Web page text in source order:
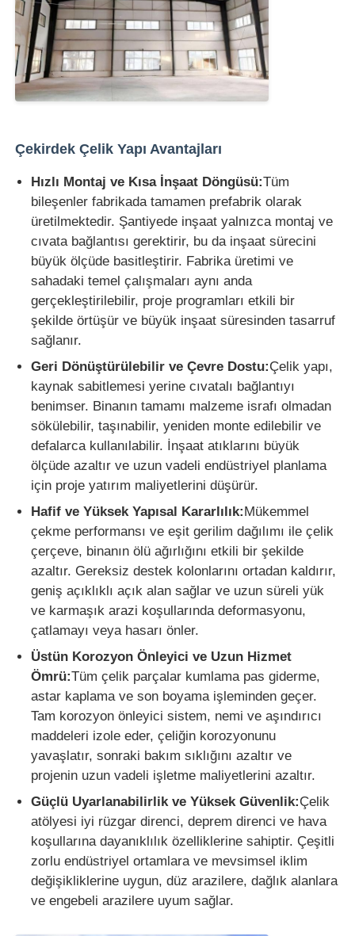
Bir İndirim İste
Prefabrik çelik yapı
Çelik yapı deposu
Çelik yapı atölyesi
Çelik yapı binası
Çelik yapı yapısı
Çelik çerçeve binası
Çelik yapı imalatı
Çelik Yapı Malzemesi
Kümes
Sığır kulübesine
At Ahırı
Çekirdek Çelik Yapı Avantajları
Hızlı Montaj ve Kısa İnşaat Döngüsü:Tüm
bileşenler fabrikada tamamen prefabrik olarak
üretilmektedir. Şantiyede inşaat yalnızca montaj ve
cıvata bağlantısı gerektirir, bu da inşaat sürecini
büyük ölçüde basitleştirir. Fabrika üretimi ve
sahadaki temel çalışmaları aynı anda
gerçekleştirilebilir, proje programları etkili bir
şekilde örtüşür ve büyük inşaat süresinden tasarruf
sağlanır.
Geri Dönüştürülebilir ve Çevre Dostu:Çelik yapı,
kaynak sabitlemesi yerine cıvatalı bağlantıyı
benimser. Binanın tamamı malzeme israfı olmadan
sökülebilir, taşınabilir, yeniden monte edilebilir ve
defalarca kullanılabilir. İnşaat atıklarını büyük
ölçüde azaltır ve uzun vadeli endüstriyel planlama
için proje yatırım maliyetlerini düşürür.
Hafif ve Yüksek Yapısal Kararlılık: Mükemmel
çekme performansı ve eşit gerilim dağılımı ile çelik
çerçeve, binanın ölü ağırlığını etkili bir şekilde
azaltır. Gereksiz destek kolonlarını ortadan kaldırır,
geniş açıklıklı açık alan sağlar ve uzun süreli yük
ve karmaşık arazi koşullarında deformasyonu,
çatlamayı veya hasarı önler.
Üstün Korozyon Önleyici ve Uzun Hizmet
Ömrü:Tüm çelik parçalar kumlama pas giderme,
astar kaplama ve son boyama işleminden geçer.
Tam korozyon önleyici sistem, nemi ve aşındırıcı
maddeleri izole eder, çeliğin korozyonunu
yavaşlatır, sonraki bakım sıklığını azaltır ve
projenin uzun vadeli işletme maliyetlerini azaltır.
Güçlü Uyarlanabilirlik ve Yüksek Güvenlik:Çelik
atölyesi iyi rüzgar direnci, deprem direnci ve hava
koşullarına dayanıklılık özelliklerine sahiptir. Çeşitli
zorlu endüstriyel ortamlara ve mevsimsel iklim
değişikliklerine uygun, düz arazilere, dağlık alanlara
ve engebeli arazilere uyum sağlar.